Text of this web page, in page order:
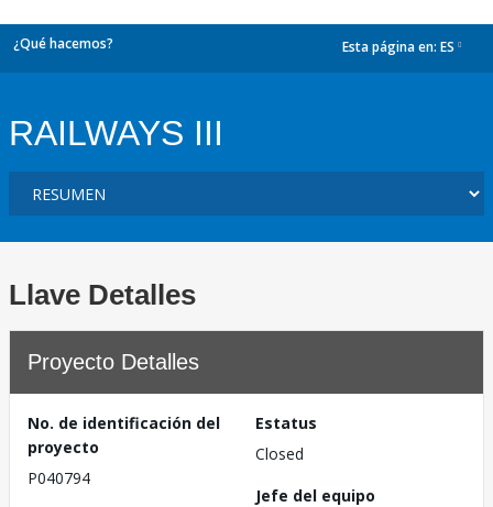
¿Qué hacemos? Esta página en: ES
RAILWAYS III
Llave Detalles
Proyecto Detalles
No. de identificación del
proyecto
P040794
Estatus
Closed
Jefe del equipo